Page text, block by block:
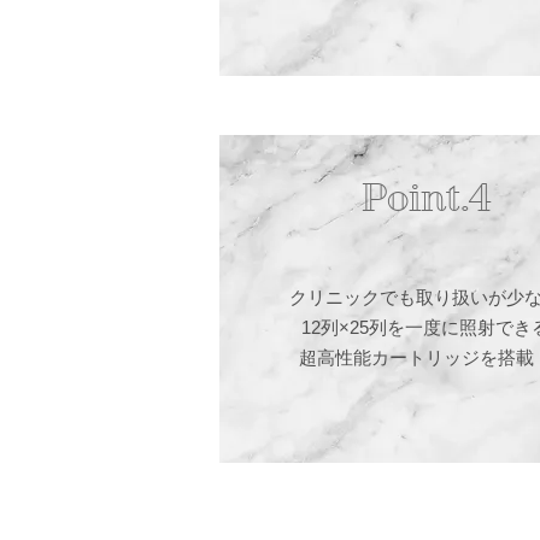
Point.4
クリニックでも取り扱いが少
12列×25列を一度に照射でき
超高性能カートリッジを搭載